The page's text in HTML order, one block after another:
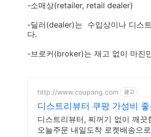
-소매상(retailer, retail dealer)
-딜러(dealer)는 수입상이나 디스
다.
-브로커(broker)는 재고 없이 마진
http://www.coupang.com 광고
디스트리뷰터 쿠팡 가성비
디스트리뷰터, 찌꺼기 없이 깨
오늘주문 내일도착 로켓배송으